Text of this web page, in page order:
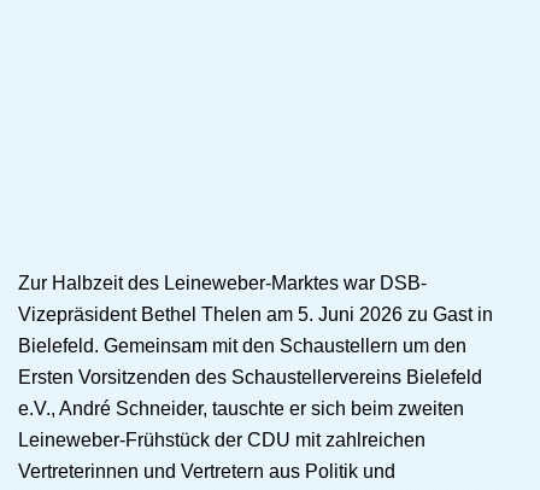
Zur Halbzeit des Leineweber-Marktes war DSB-
Vizepräsident Bethel Thelen am 5. Juni 2026 zu Gast in
Bielefeld. Gemeinsam mit den Schaustellern um den
Ersten Vorsitzenden des Schaustellervereins Bielefeld
e.V., André Schneider, tauschte er sich beim zweiten
Leineweber-Frühstück der CDU mit zahlreichen
Vertreterinnen und Vertretern aus Politik und